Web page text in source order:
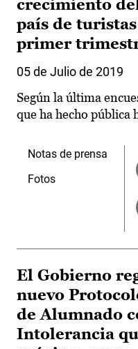
crecimiento
país de
primer
05 de Julio de 2019
Según la última
que ha hecho pública
Notas de prensa
Fotos
El Gobierno
nuevo
de Alumnado
Intolerancia